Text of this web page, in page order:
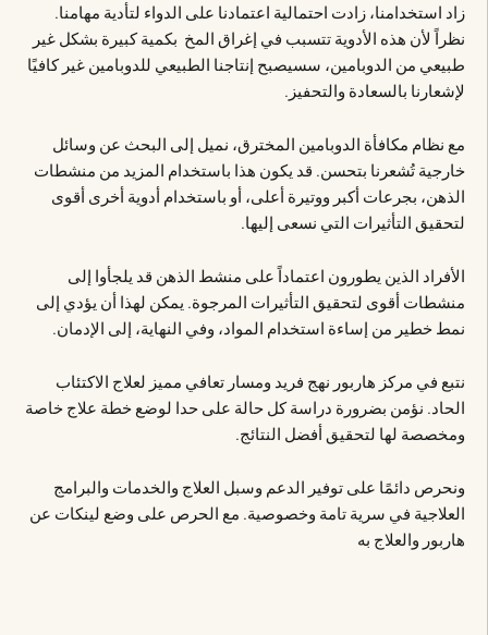
زاد استخدامنا، زادت احتمالية اعتمادنا على الدواء لتأدية مهامنا.
نظراً لأن هذه الأدوية تتسبب في إغراق المخ بكمية كبيرة بشكل غير
طبيعي من الدوبامين، سسيصبح إنتاجنا الطبيعي للدوبامين غير كافيًا
لإشعارنا بالسعادة والتحفيز.
مع نظام مكافأة الدوبامين المخترق، نميل إلى البحث عن وسائل
خارجية تُشعرنا بتحسن. قد يكون هذا باستخدام المزيد من منشطات
الذهن، بجرعات أكبر ووتيرة أعلى، أو باستخدام أدوية أخرى أقوى
لتحقيق التأثيرات التي نسعى إليها.
الأفراد الذين يطورون اعتماداً على منشط الذهن قد يلجأوا إلى
منشطات أقوى لتحقيق التأثيرات المرجوة. يمكن لهذا أن يؤدي إلى
نمط خطير من إساءة استخدام المواد، وفي النهاية، إلى الإدمان.
نتبع في مركز هاربور نهج فريد ومسار تعافي مميز لعلاج الاكتئاب
الحاد. نؤمن بضرورة دراسة كل حالة على حدا لوضع خطة علاج خاصة
ومخصصة لها لتحقيق أفضل النتائج.
ونحرص دائمًا على توفير الدعم وسبل العلاج والخدمات والبرامج
العلاجية في سرية تامة وخصوصية. مع الحرص على وضع لينكات عن
هاربور والعلاج به